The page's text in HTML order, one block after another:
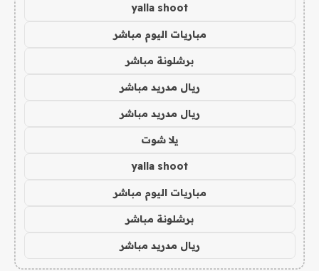
yalla shoot
مباريات اليوم مباشر
برشلونة مباشر
ريال مدريد مباشر
ريال مدريد مباشر
يلا شوت
yalla shoot
مباريات اليوم مباشر
برشلونة مباشر
ريال مدريد مباشر